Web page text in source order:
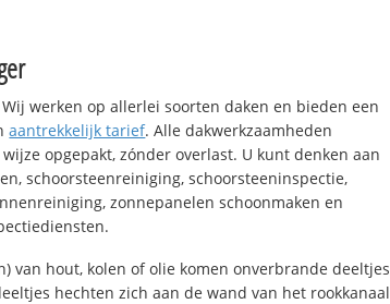
Wij werken op allerlei soorten daken en bieden een
aantrekkelijk tarief. Alle dakwerkzaamheden
opgepakt, zónder overlast. U kunt denken aan
schoorsteenreiniging, schoorsteeninspectie,
zonnepanelen schoonmaken en
van hout, kolen of olie komen onverbrande deeltjes
hechten zich aan de wand van het rookkanaal